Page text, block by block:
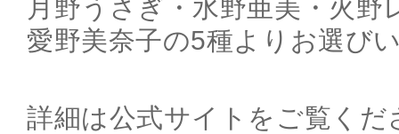
月野うさぎ・水野亜美・火野
愛野美奈子の5種よりお選び
詳細は公式サイトをご覧くだ